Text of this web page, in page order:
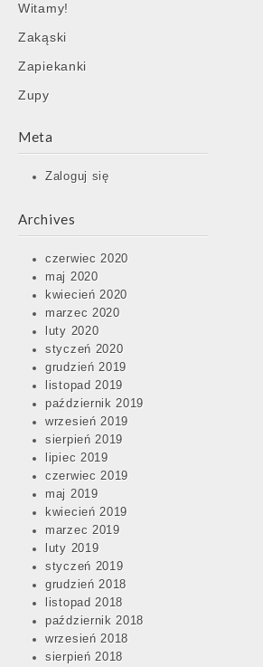
Witamy!
Zakąski
Zapiekanki
Zupy
Meta
Zaloguj się
Archives
czerwiec 2020
maj 2020
kwiecień 2020
marzec 2020
luty 2020
styczeń 2020
grudzień 2019
listopad 2019
październik 2019
wrzesień 2019
sierpień 2019
lipiec 2019
czerwiec 2019
maj 2019
kwiecień 2019
marzec 2019
luty 2019
styczeń 2019
grudzień 2018
listopad 2018
październik 2018
wrzesień 2018
sierpień 2018